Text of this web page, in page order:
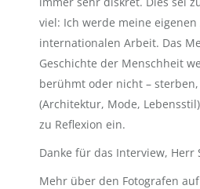
viel: Ich werde meine
internationalen Arbeit. Das
Geschichte der Menschheit
berühmt oder nicht –
(Architektur, Mode,
zu Reflexion ein.
Danke für das Interview, Herr
Mehr über den Fotografen